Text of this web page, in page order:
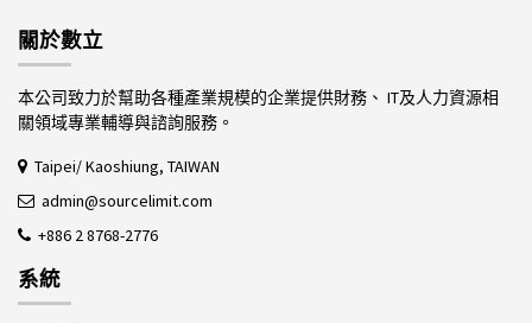
關於數立
本公司致力於幫助各種產業規模的企業提供財務、 IT及人力資源相
關領域專業輔導與諮詢服務。
Taipei/ Kaoshiung, TAIWAN
admin@sourcelimit.com
+886 2 8768-2776
系統